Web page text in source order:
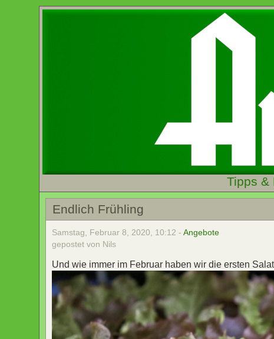
Tipps &
Endlich Frühling
Samstag, Februar 8, 2020, 10:12 -Angebote
gepostet von Nils
Und wie immer im Februar haben wir die ersten